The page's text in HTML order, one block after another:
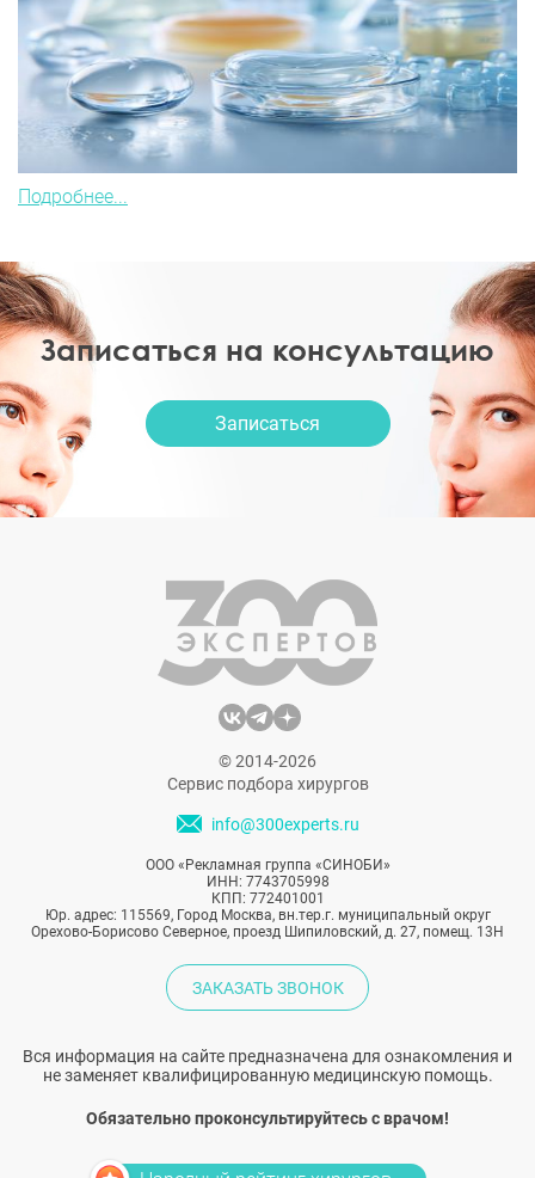
Подробнее...
Записаться на консультацию
Записаться
© 2014-2026
Сервис подбора хирургов
info@300experts.ru
ООО «Рекламная группа «СИНОБИ»
ИНН: 7743705998
КПП: 772401001
Юр. адрес: 115569, Город Москва, вн.тер.г. муниципальный округ
Орехово-Борисово Северное, проезд Шипиловский, д. 27, помещ. 13Н
ЗАКАЗАТЬ ЗВОНОК
Вся информация на сайте предназначена для ознакомления и
не заменяет квалифицированную медицинскую помощь.
Обязательно проконсультируйтесь с врачом!